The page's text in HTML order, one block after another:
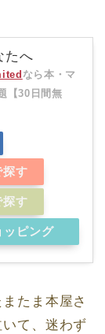
たへ
なら本・マ
【30日間無
す
探す
ピング
たま本屋さ
て、迷わず